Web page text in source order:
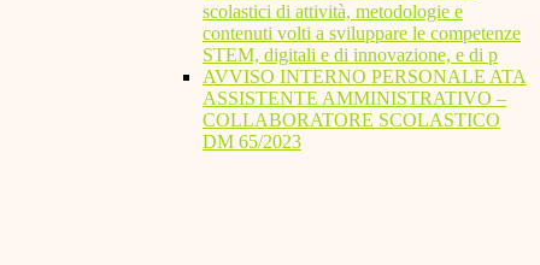
scolastici di attività, metodologie e
contenuti volti a sviluppare le competenze
STEM, digitali e di innovazione, e di p
AVVISO INTERNO PERSONALE ATA
ASSISTENTE AMMINISTRATIVO –
COLLABORATORE SCOLASTICO
DM 65/2023